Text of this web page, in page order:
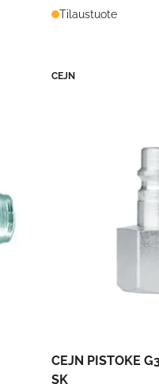
Tilaustuote
CEJN
CEJN PISTOKE
SK